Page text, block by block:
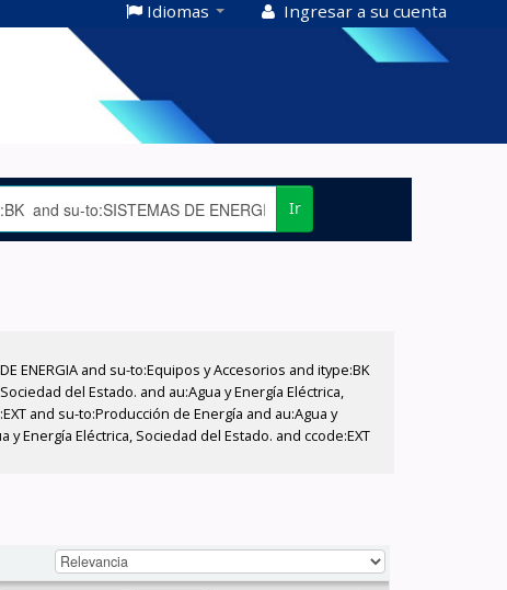
Idiomas Ingresar a su cuenta
Ir
ENERGIA and su-to:Equipos y Accesorios and itype:BK
del Estado. and au:Agua y Energía Eléctrica,
and su-to:Producción de Energía and au:Agua y
Energía Eléctrica, Sociedad del Estado. and ccode:EXT